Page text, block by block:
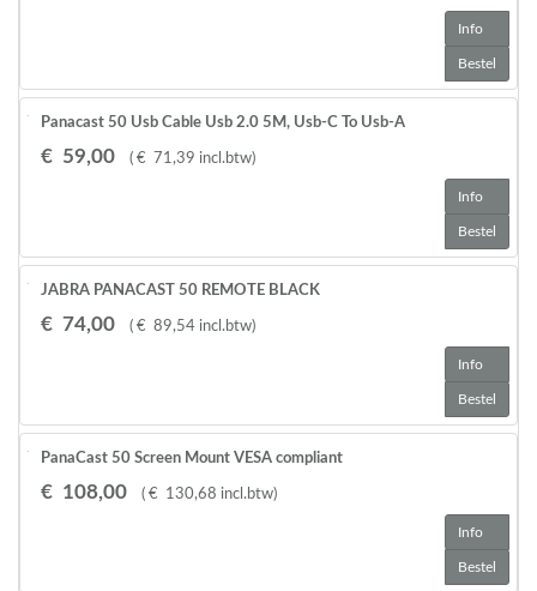
Info
Bestel
Panacast 50 Usb Cable Usb 2.0 5M, Usb-C To Usb-A
€ 59,00 ( € 71,39 incl.btw)
Info
Bestel
JABRA PANACAST 50 REMOTE BLACK
€ 74,00 ( € 89,54 incl.btw)
Info
Bestel
PanaCast 50 Screen Mount VESA compliant
€ 108,00 ( € 130,68 incl.btw)
Info
Bestel